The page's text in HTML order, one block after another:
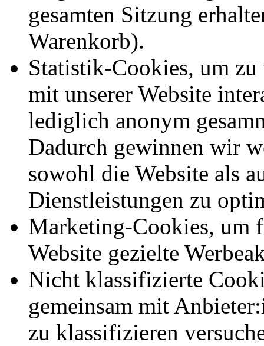
gesamten Sitzung
Warenkorb).
Statistik-Cookies, um zu
mit unserer Website
lediglich anonym
Dadurch gewinnen wir
sowohl die Website als
Dienstleistungen zu
Marketing-Cookies, um
Website gezielte
Nicht klassifizierte
gemeinsam mit
zu klassifizieren